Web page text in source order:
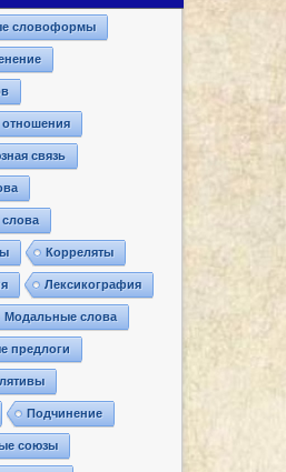
словоформы
связь
Корреляты
Лексикография
Модальные слова
предлоги
Подчинение
союзы